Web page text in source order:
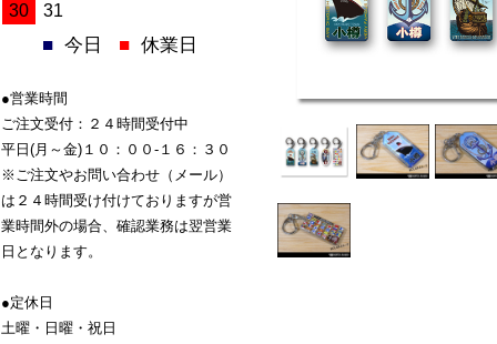
30
31
■ 今日 ■ 休業日
●営業時間
ご注文受付：２４時間受付中
平日(月～金)１０：００-１６：３０
※ご注文やお問い合わせ（メール）
は２４時間受け付けておりますが営
業時間外の場合、確認業務は翌営業
日となります。
●定休日
土曜・日曜・祝日